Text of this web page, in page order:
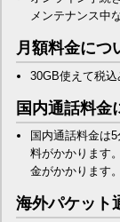
メンテナンス中
月額料金につ
30GB使えて税込
国内通話料金
国内通話料金は
料がかかります
金がかかります。
海外パケット